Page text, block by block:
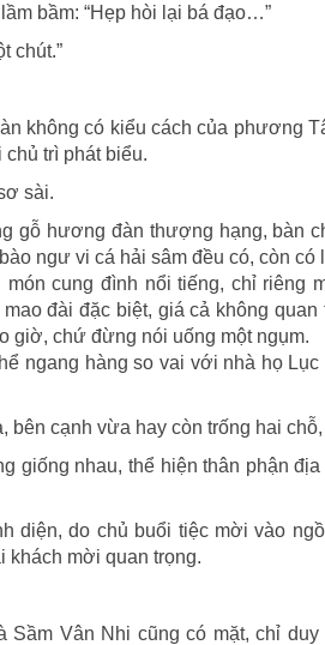
bầm: “Hẹp hòi lại bá đạo…”
chút.”
không có kiểu cách của phương
trì phát biểu.
sài.
gỗ hương đàn thượng hạng, bàn
ngư vi cá hải sâm đều có, còn có
cung đình nổi tiếng, chỉ riêng
đài đặc biệt, giá cả không quan
giờ, chứ đừng nói uống một ngụm.
ngang hàng so vai với nhà họ
bên cạnh vừa hay còn trống hai
giống nhau, thể hiện thân phận
diện, do chủ buổi tiệc mời vào
khách mời quan trọng.
Vân Nhi cũng có mặt, chỉ